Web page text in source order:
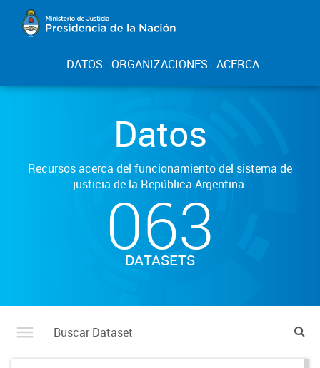
DATOS ORGANIZACIONES ACERCA
Datos
Recursos acerca del funcionamiento del sistema de
justicia de la República Argentina.
063
DATASETS